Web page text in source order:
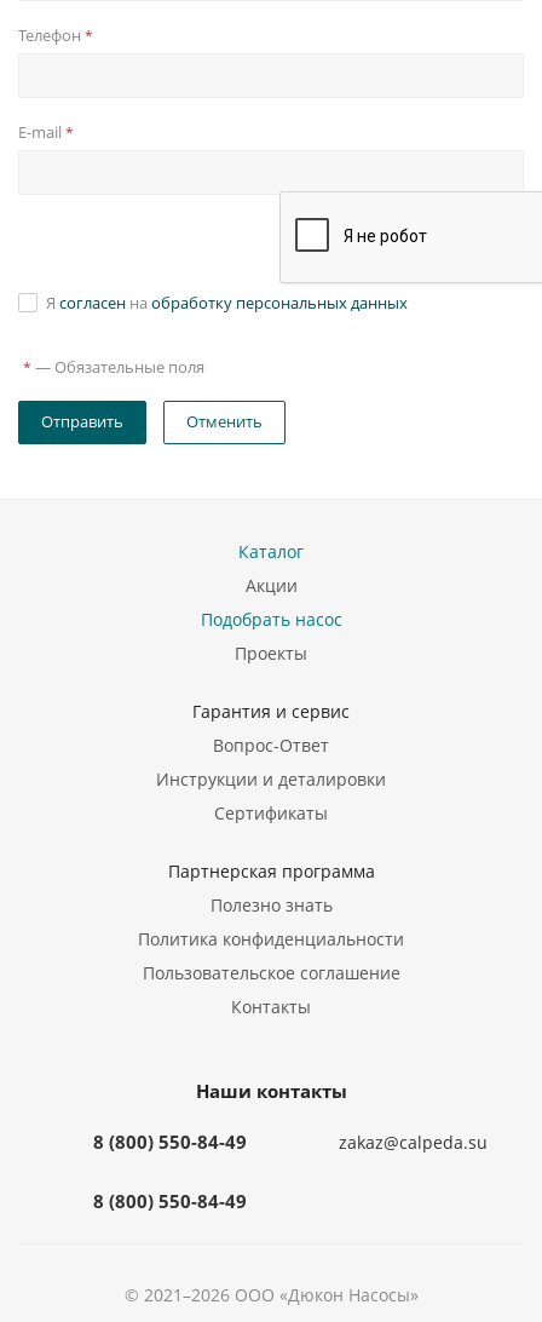
Телефон *
E-mail *
Я согласен на обработку персональных данных
* — Обязательные поля
Отправить Отменить
Каталог
Акции
Подобрать насос
Проекты
Гарантия и сервис
Вопрос-Ответ
Инструкции и деталировки
Сертификаты
Партнерская программа
Полезно знать
Политика конфиденциальности
Пользовательское соглашение
Контакты
Наши контакты
8 (800) 550-84-49
8 (800) 550-84-49
zakaz@calpeda.su
© 2021–2026 ООО «Дюкон Насосы»